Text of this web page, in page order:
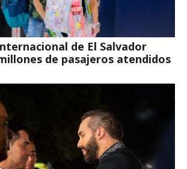
de El Salvador
de pasajeros atendidos